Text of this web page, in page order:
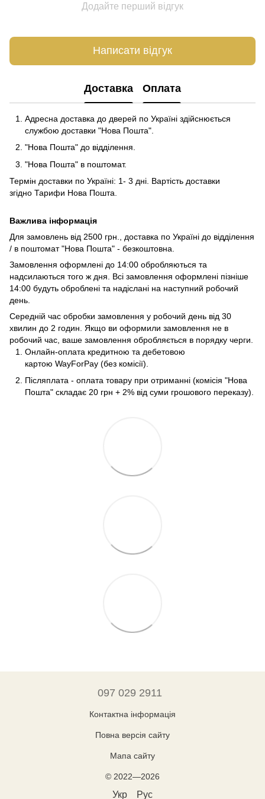
Додайте перший відгук
Написати відгук
Доставка Оплата
Адресна доставка до дверей по Україні здійснюється
службою доставки "Нова Пошта".
"Нова Пошта" до відділення.
"Нова Пошта" в поштомат.
Термін доставки по Україні: 1- 3 дні. Вартість доставки
згідно Тарифи Нова Пошта
Важлива інформація
Для замовлень від 2500 грн., доставка по Україні до відділення
/ в поштомат "Нова Пошта" - безкоштовна.
Замовлення оформлені до 14:00 обробляються та
надсилаються того ж дня. Всі замовлення оформлені пізніше
14:00 будуть оброблені та надіслані на наступний робочий
день.
Середній час обробки замовлення у робочий день від 30
хвилин до 2 годин. Якщо ви оформили замовлення не в
робочий час, ваше замовлення обробляється в порядку черги.
Онлайн-оплата кредитною та дебетовою
картою WayForPay (без комісії).
Післяплата - оплата товару при отриманні (комісія "Нова
Пошта" складає 20 грн + 2% від суми грошового переказу).
097 029 2911
Контактна інформація
Повна версія сайту
Мапа сайту
© 2022—2026
Укр Рус